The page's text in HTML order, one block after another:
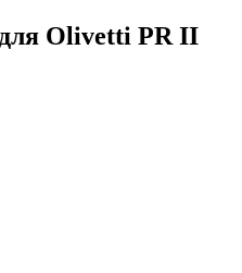
Olivetti PR II